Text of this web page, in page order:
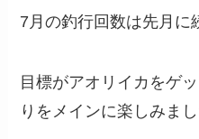
7月の釣行回数は先月に
目標がアオリイカをゲ
りをメインに楽しみまし